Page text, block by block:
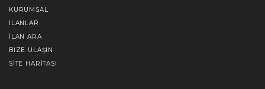
KURUMSAL
İLANLAR
İLAN ARA
BIZE ULAŞIN
SITE HARITASI